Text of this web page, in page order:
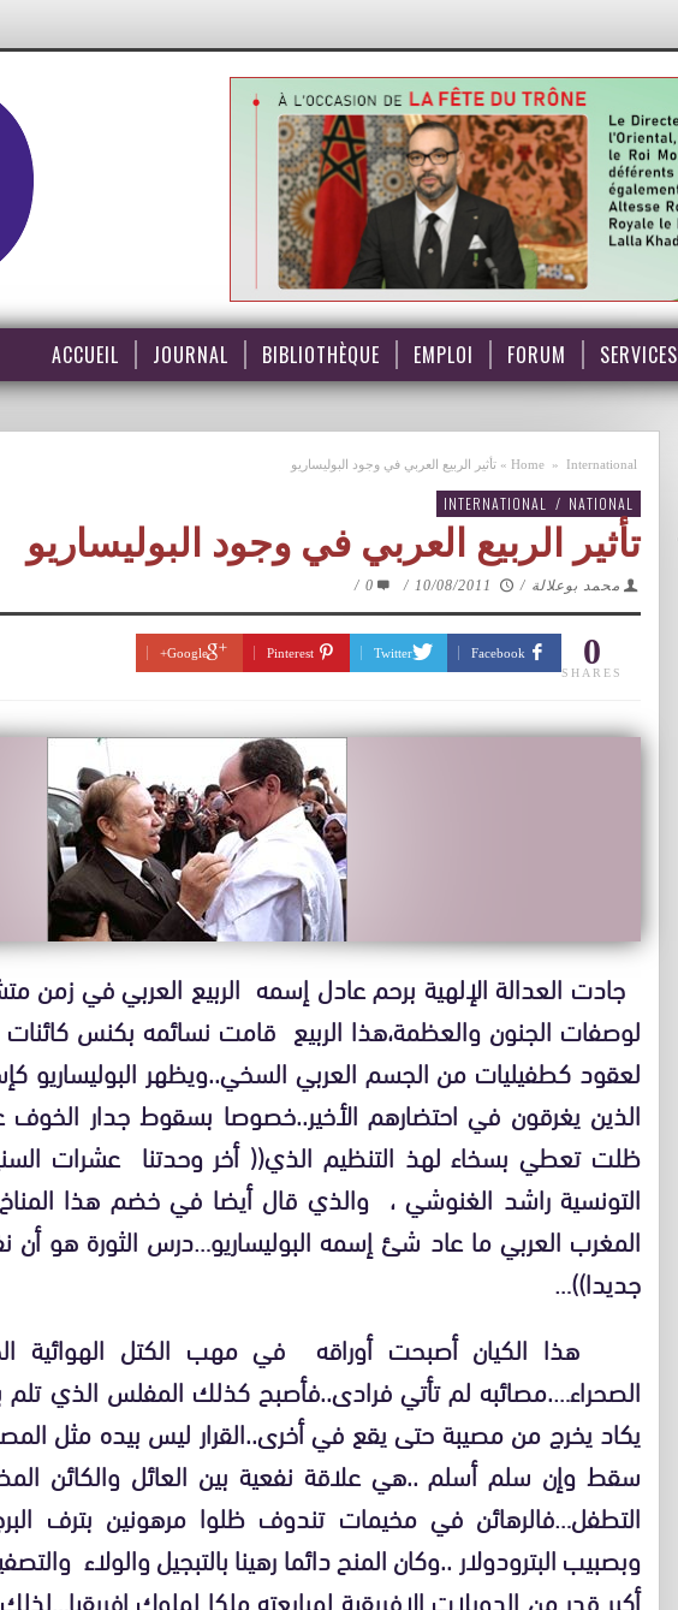
ACCUEIL JOURNAL BIBLIOTHÈQUE EMPLOI FORUM SERVICES
Home » International
» تأثير الربيع العربي في وجود البوليساريو
INTERNATIONAL / NATIONAL
تأثير الربيع العربي في وجود البوليساريو
محمد بوعلالة /
10/08/2011
/
0
/
0
SHARES
Facebook
Twitter
Pinterest
Google+
جادت العدالة الإلهية برحم عادل إسمه الربيع العربي في زمن
لوصفات الجنون والعظمة،هذا الربيع قامت نسائمه بكنس
لعقود كطفيليات من الجسم العربي السخي..ويظهر البوليساريو
الذين يغرقون في احتضارهم الأخير..خصوصا بسقوط جدار
ظلت تعطي بسخاء لهذ التنظيم الذي(( أخر وحدتنا عشرات
التونسية راشد الغنوشي ، والذي قال أيضا في خضم هذا المناخ
المغرب العربي ما عاد شئ إسمه البوليساريو…درس الثورة هو أن
جديدا))…
هذا الكيان أصبحت أوراقه في مهب الكتل الهوائية
الصحراء….مصائبه لم تأتي فرادى..فأصبح كذلك المفلس الذي
يكاد يخرج من مصيبة حتى يقع في أخرى..القرار ليس بيده مثل
سقط وإن سلم أسلم ..هي علاقة نفعية بين العائل والكائن
التطفل…فالرهائن في مخيمات تندوف ظلوا مرهونين بترف
وبصبيب البترودولار ..وكان المنح دائما رهينا بالتبجيل والولاء
أكبر قدر من الدويلات الإفريقية لمبايعته ملكا لملوك